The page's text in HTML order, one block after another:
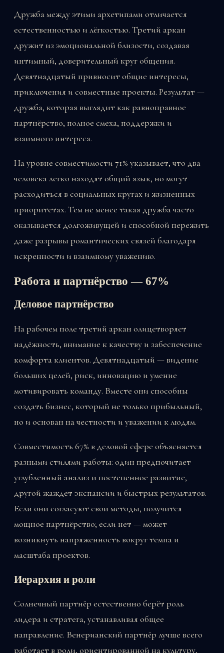
Дружба между этими архетипами отличается
естественностью и лёгкостью. Третий аркан
дружит из эмоциональной близости, создавая
интимный, доверительный круг общения.
Девятнадцатый привносит общие интересы,
приключения и совместные проекты. Результат —
дружба, которая выглядит как равноправное
партнёрство, полное смеха, поддержки и
взаимного интереса.
На уровне совместимости 71% указывает, что два
человека легко находят общий язык, но могут
расходиться в социальных кругах и жизненных
приоритетах. Тем не менее такая дружба часто
оказывается долгоживущей и способной пережить
даже разрывы романтических связей благодаря
искренности и взаимному уважению.
Работа и партнёрство — 67%
Деловое партнёрство
На рабочем поле третий аркан олицетворяет
надёжность, внимание к качеству и забеспечение
комфорта клиентов. Девятнадцатый — видение
больших целей, риск, инновацию и умение
мотивировать команду. Вместе они способны
создать бизнес, который не только прибыльный,
но и основан на честности и уважении к людям.
Совместимость 67% в деловой сфере объясняется
разными стилями работы: один предпочитает
углубленный анализ и постепенное развитие,
другой жаждет экспансии и быстрых результатов.
Если они согласуют свои методы, получится
мощное партнёрство; если нет — может
возникнуть напряженность вокруг темпа и
масштаба проектов.
Иерархия и роли
Солнечный партнёр естественно берёт роль
лидера и стратега, устанавливая общее
направление. Венерианский партнёр лучше всего
работает в роли, ориентированной на культуру,